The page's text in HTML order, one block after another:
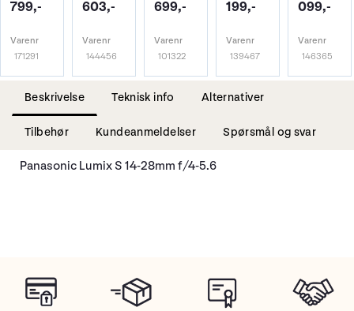
799,-
Varenr
171291
603,-
Varenr
144456
699,-
Varenr
101322
199,-
Varenr
139467
099,-
Varenr
146365
Beskrivelse Teknisk info Alternativer
Tilbehør Kundeanmeldelser Spørsmål og svar
Panasonic Lumix S 14-28mm f/4-5.6